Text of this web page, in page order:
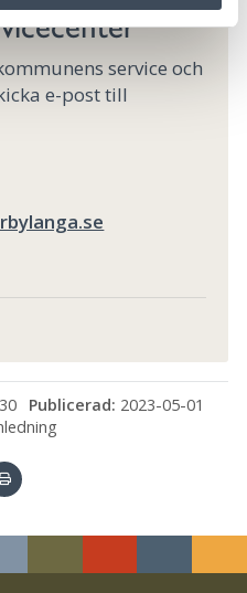
service och
e-post till
Publicerad: 2023-05-01